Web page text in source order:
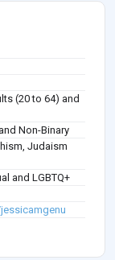
(20 to 64) and
Non-Binary
Judaism
and LGBTQ+